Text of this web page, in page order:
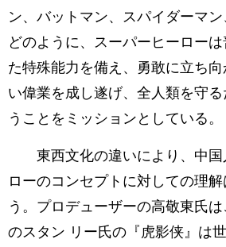
ン、バットマン、スパイダーマ
どのように、スーパーヒーロー
た特殊能力を備え、勇敢に立ち
い偉業を成し遂げ、全人類を守
うことをミッションとしている。
東西文化の違いにより、中国
ローのコンセプトに対しての理
う。プロデューザーの高敬東氏
のスタン リー氏の『虎影侠』は